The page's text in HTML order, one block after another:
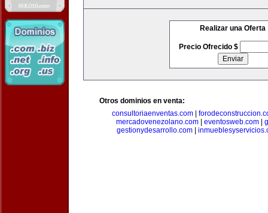
Realizar una Oferta
Precio Ofrecido $
Otros dominios en venta:
consultoriaenventas.com
mercadovenezolano.com
eventosweb.com
gestionydesarrollo.com